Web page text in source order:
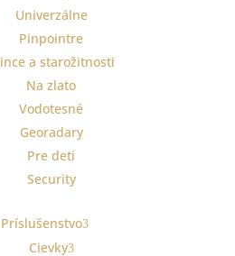
Univerzálne
Pinpointre
a starožitnosti
Na zlato
Vodotesné
Georadary
Pre deti
Security
Príslušenstvo
Cievky